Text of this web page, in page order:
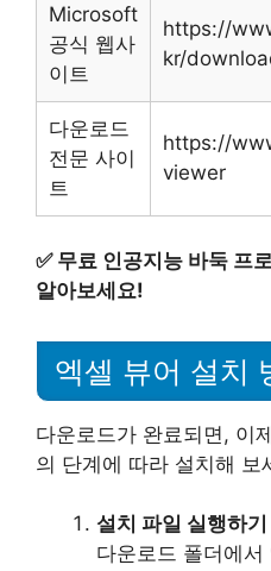
Microsoft
공식 웹사
이트
https://
kr/
다운로드
전문 사이
트
https://
viewer
✅ 무료 인공지능 바둑 프
알아보세요!
엑셀 뷰어 설치
다운로드가 완료되면, 이
의 단계에 따라 설치해 보
설치 파일 실행하기
다운로드 폴더에